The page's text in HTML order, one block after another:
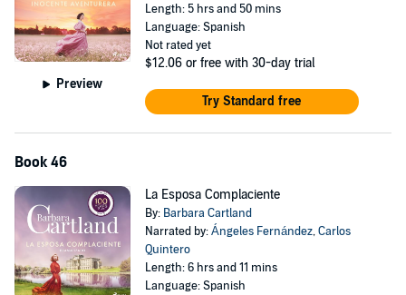
Preview
Length: 5 hrs and 50 mins
Language: Spanish
Not rated yet
$12.06 or free with 30-day trial
Try Standard free
Book 46
La Esposa Complaciente
By: Barbara Cartland
Narrated by:Ángeles Fernández,Carlos
Quintero
Length: 6 hrs and 11 mins
Language: Spanish